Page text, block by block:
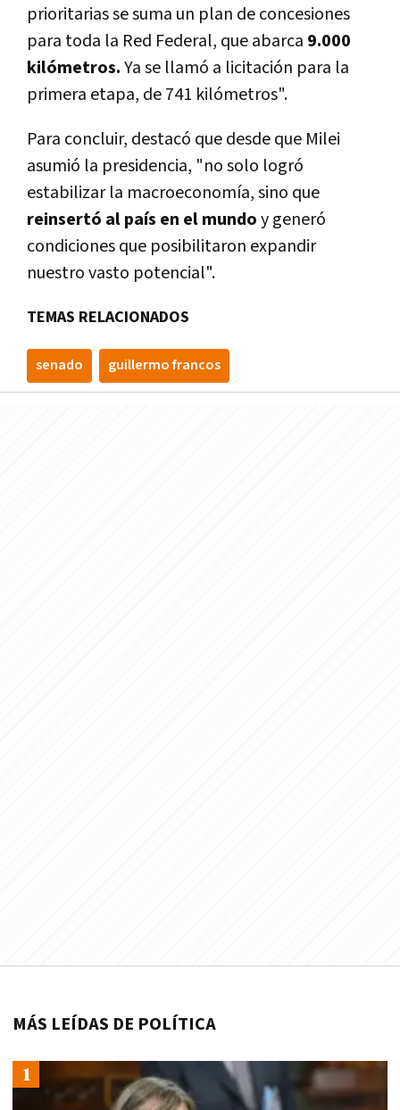
prioritarias se suma un plan de concesiones
para toda la Red Federal, que abarca 9.000
kilómetros.Ya se llamó a licitación para la
primera etapa, de 741 kilómetros".
Para concluir, destacó que desde que Milei
asumió la presidencia, "no solo logró
estabilizar la macroeconomía, sino que
reinsertó al país en el mundoy generó
condiciones que posibilitaron expandir
nuestro vasto potencial".
TEMAS RELACIONADOS
senado guillermo francos
MÁS LEÍDAS DE POLÍTICA